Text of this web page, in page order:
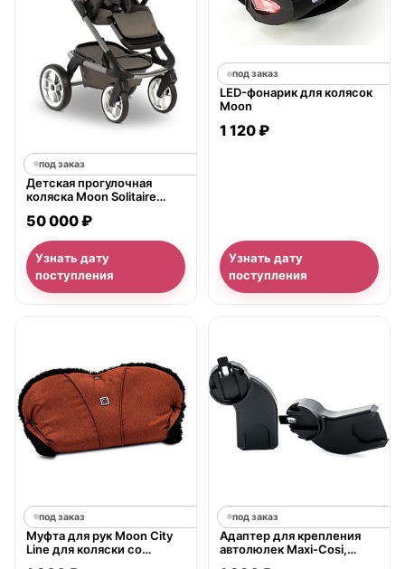
под заказ
Детская прогулочная
коляска Moon Solitaire
50 000 ₽
Узнать дату
поступления
под заказ
LED-фонарик для колясок
Moon
1 120 ₽
Узнать дату
поступления
под заказ
Муфта для рук Moon City
Line для коляски со
под заказ
Адаптер для крепления
автолюлек Maxi-Cosi,